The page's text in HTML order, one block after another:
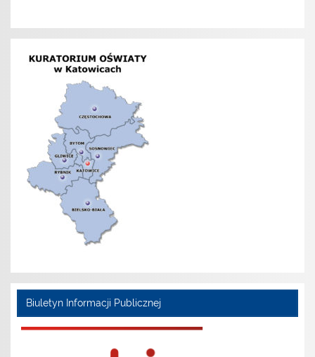
Biuletyn Informacji Publicznej